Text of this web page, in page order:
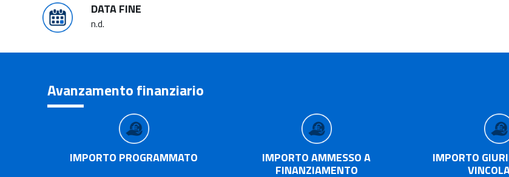
DATA FINE
n.d.
Avanzamento finanziario
IMPORTO PROGRAMMATO IMPORTO AMMESSO A
FINANZIAMENTO
IMPORTO